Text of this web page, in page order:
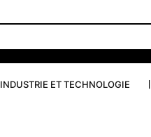
INDUSTRIE ET TECHNOLOGIE